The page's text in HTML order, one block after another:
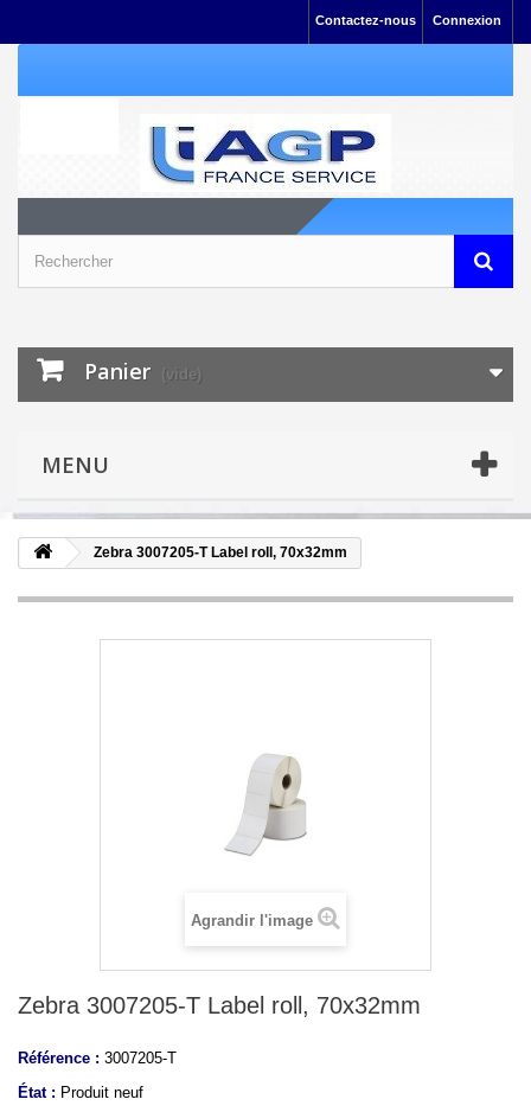
Connexion
Contactez-nous
Panier (vide)
MENU
Zebra 3007205-T Label roll, 70x32mm
Agrandir l'image
Zebra 3007205-T Label roll, 70x32mm
Référence : 3007205-T
État : Produit neuf